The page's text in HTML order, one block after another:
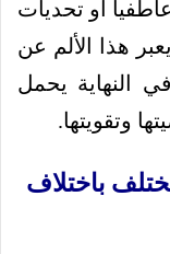
أو تحديات
هذا الألم عن
النهاية يحمل
وتقويتها.
باختلاف